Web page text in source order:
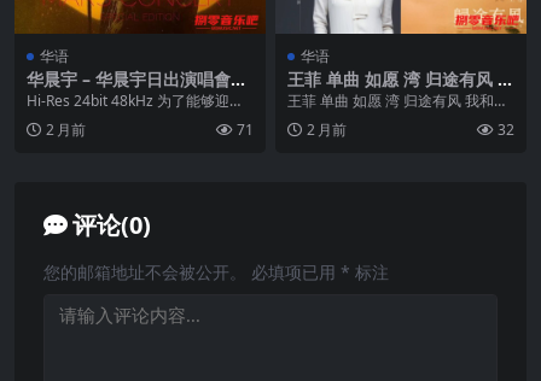
华语
华晨宇 – 华晨宇日出演唱會特
辑 2024 ALAC
Hi-Res 24bit 48kHz 为了能够迎着
日出，在歌声中与数万歌迷一起
度...2 月前 71
华语
王菲 单曲 如愿 湾 归途有风 F
LAC
王菲 单曲 如愿 湾 归途有风 我和我
的祖国
2 月前 32
评论(0)
您的邮箱地址不会被公开。 必填项已用 * 标注